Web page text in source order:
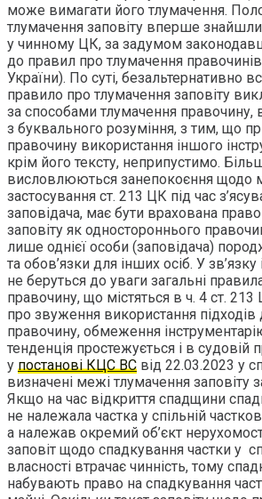
може вимагати його тлумачення.
тлумачення заповіту вперше
у чинному ЦК, за задумом
до правил про тлумачення
України). По суті, безальтернативно
правило про тлумачення заповіту
за способами тлумачення правочину,
з буквального розуміння, з тим, що
правочину використання іншого
крім його тексту, неприпустимо.
висловлюються занепокоєння щодо
застосування ст. 213 ЦК під час
заповідача, має бути врахована
заповіту як одностороннього
лише однієї особи (заповідача)
та обов’язки для інших осіб. У
не беруться до уваги загальні
правочину, що містяться в ч. 4 ст.
про звуження використання
правочину, обмеження
тенденція простежується і в судовій
у постанові КЦС ВС від 22.03.2023 у
визначені межі тлумачення заповіту
Якщо на час відкриття спадщини
не належала частка у спільній
а належав окремий об’єкт
заповіт щодо спадкування частки у
власності втрачає чинність, тому
набувають право на спадкування